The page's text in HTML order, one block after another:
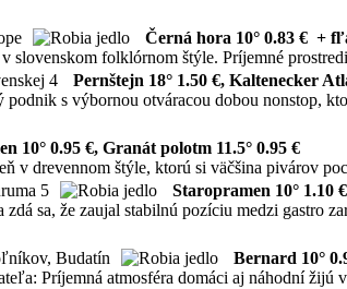
Černá hora 10° 0.83 € +
v slovenskom folklórnom štýle. Príjemné
4
Pernštejn 18° 1.50 €, Kaltenecker
podnik s výbornou otváracou dobou nonstop,
10° 0.95 €, Granát polotm 11.5° 0.95 €
v drevennom štýle, ktorú si väčšina pivárov
5
Staropramen 10° 1.10
sa, že zaujal stabilnú pozíciu medzi gastro
Budatín
Bernard 10°
Príjemná atmosféra domáci aj náhodní žijú